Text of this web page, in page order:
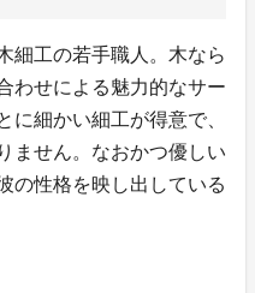
細工の若手職人。木なら
わせによる魅力的なサー
に細かい細工が得意で、
ません。なおかつ優しい
の性格を映し出している